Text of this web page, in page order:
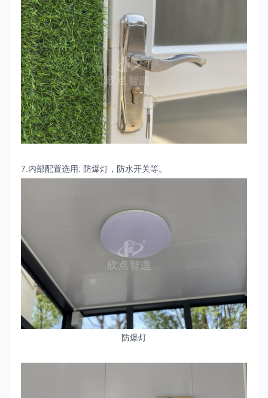
7. 内部配置选用 : 防爆灯，防水开关等。
防爆灯